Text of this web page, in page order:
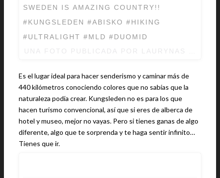
SWEDEN IS AMAZING COUNTRY!!
#KUNGSLEDEN #ABISKO #HIKING
#ULTRALIGHT #MLD #DUOMID
Es el lugar ideal para hacer senderismo y caminar más de
440 kilómetros conociendo colores que no sabías que la
naturaleza podía crear. Kungsleden no es para los que
hacen turismo convencional, así que si eres de alberca de
hotel y museo, mejor no vayas. Pero si tienes ganas de algo
diferente, algo que te sorprenda y te haga sentir infinito…
Tienes que ir.